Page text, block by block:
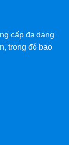
cấp đa dạng
trong đó bao